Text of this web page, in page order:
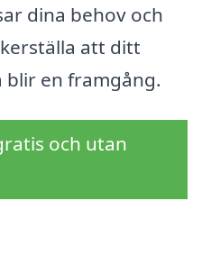
dina behov och
att ditt
blir en framgång.
och utan